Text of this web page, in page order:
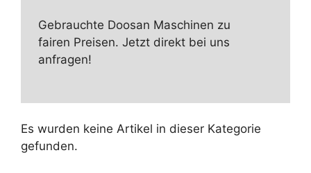
Gebrauchte Doosan Maschinen zu
fairen Preisen. Jetzt direkt bei uns
anfragen!
Es wurden keine Artikel in dieser Kategorie
gefunden.